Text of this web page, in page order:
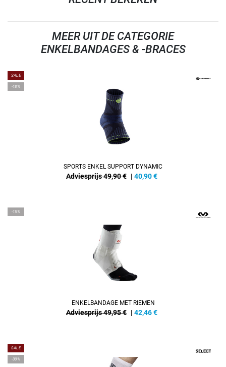
MEER UIT DE CATEGORIE
ENKELBANDAGES & -BRACES
SALE
-18%
SPORTS ENKEL SUPPORT DYNAMIC
Adviesprijs 49,90 € | 40,90€
-15%
ENKELBANDAGE MET RIEMEN
Adviesprijs 49,95 € | 42,46€
SALE
-30%